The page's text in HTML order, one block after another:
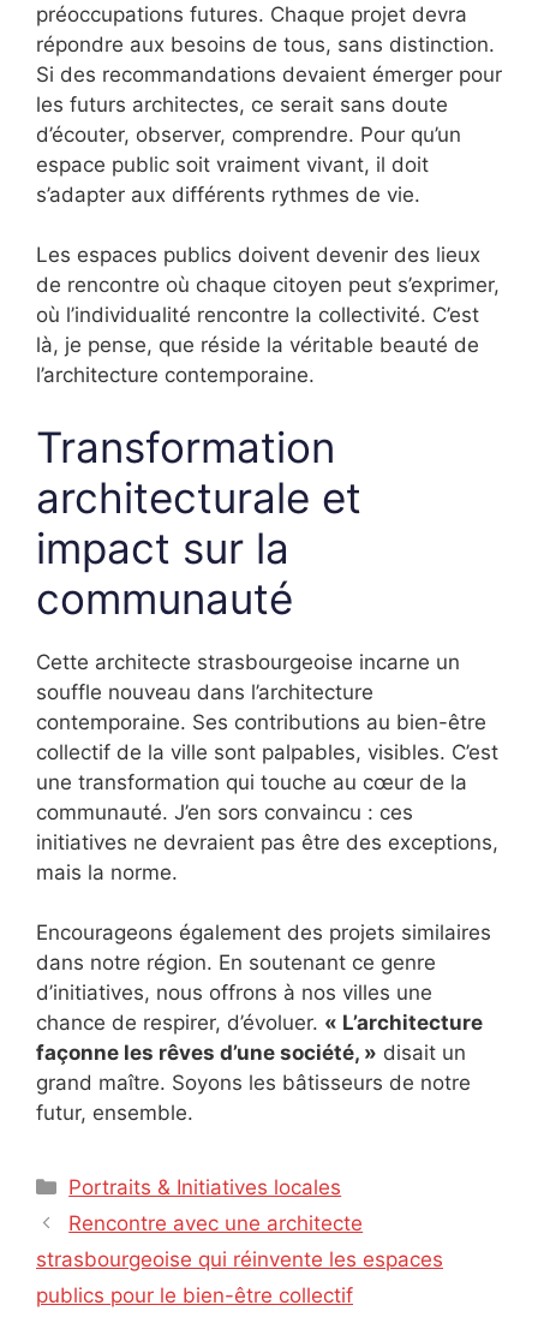
préoccupations futures. Chaque projet devra
répondre aux besoins de tous, sans distinction.
Si des recommandations devaient émerger pour
les futurs architectes, ce serait sans doute
d’écouter, observer, comprendre. Pour qu’un
espace public soit vraiment vivant, il doit
s’adapter aux différents rythmes de vie.
Les espaces publics doivent devenir des lieux
de rencontre où chaque citoyen peut s’exprimer,
où l’individualité rencontre la collectivité. C’est
là, je pense, que réside la véritable beauté de
l’architecture contemporaine.
Transformation
architecturale et
impact sur la
communauté
Cette architecte strasbourgeoise incarne un
souffle nouveau dans l’architecture
contemporaine. Ses contributions au bien-être
collectif de la ville sont palpables, visibles. C’est
une transformation qui touche au cœur de la
communauté. J’en sors convaincu : ces
initiatives ne devraient pas être des exceptions,
mais la norme.
Encourageons également des projets similaires
dans notre région. En soutenant ce genre
d’initiatives, nous offrons à nos villes une
chance de respirer, d’évoluer. « L’architecture
façonne les rêves d’une société, » disait un
grand maître. Soyons les bâtisseurs de notre
futur, ensemble.
Catégories
Portraits & Initiatives locales
Rencontre avec une architecte
strasbourgeoise qui réinvente les espaces
publics pour le bien-être collectif